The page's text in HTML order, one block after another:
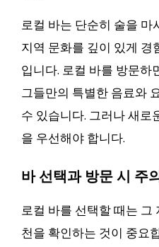
로컬 바는 단순히 술을 마
지역 문화를 깊이 있게 경
입니다. 로컬 바를 방문하
그들만의 특별한 음료와
수 있습니다. 그러나 새로
을 우선해야 합니다.
바 선택과 방문 시 주
로컬 바를 선택할 때는 그
천을 확인하는 것이 중요